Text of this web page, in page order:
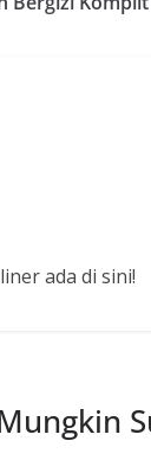
ada di sini!